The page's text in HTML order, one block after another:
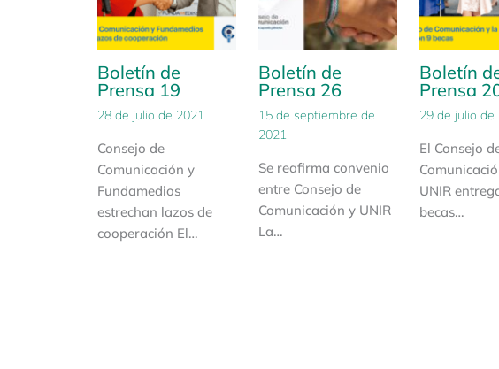
Boletín de
Prensa 19
28 de julio de 2021
Consejo de
Comunicación y
Fundamedios
estrechan lazos de
cooperación El…
Boletín de
Prensa 26
15 de septiembre de
2021
Se reafirma convenio
entre Consejo de
Comunicación y UNIR
La…
Boletín
Prensa
29 de julio de
El Consejo
UNIR
becas…